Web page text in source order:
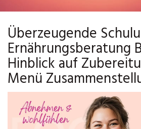
Überzeugende
Ernährungsberatung
Hinblick auf
Menü